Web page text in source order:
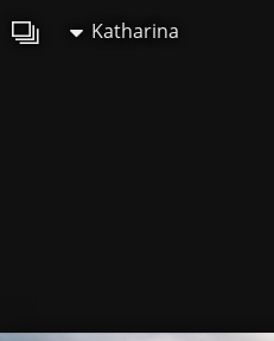
Katharina